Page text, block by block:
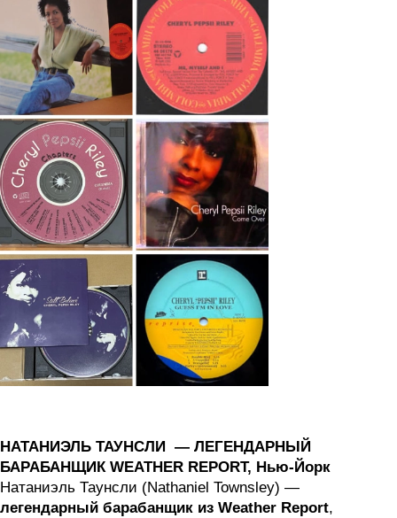
НАТАНИЭЛЬ ТАУНСЛИ — ЛЕГЕНДАРНЫЙ
БАРАБАНЩИК WEATHER REPORT, Нью-Йорк
Натаниэль Таунсли (Nathaniel Townsley) —
легендарный барабанщик из Weather Report,